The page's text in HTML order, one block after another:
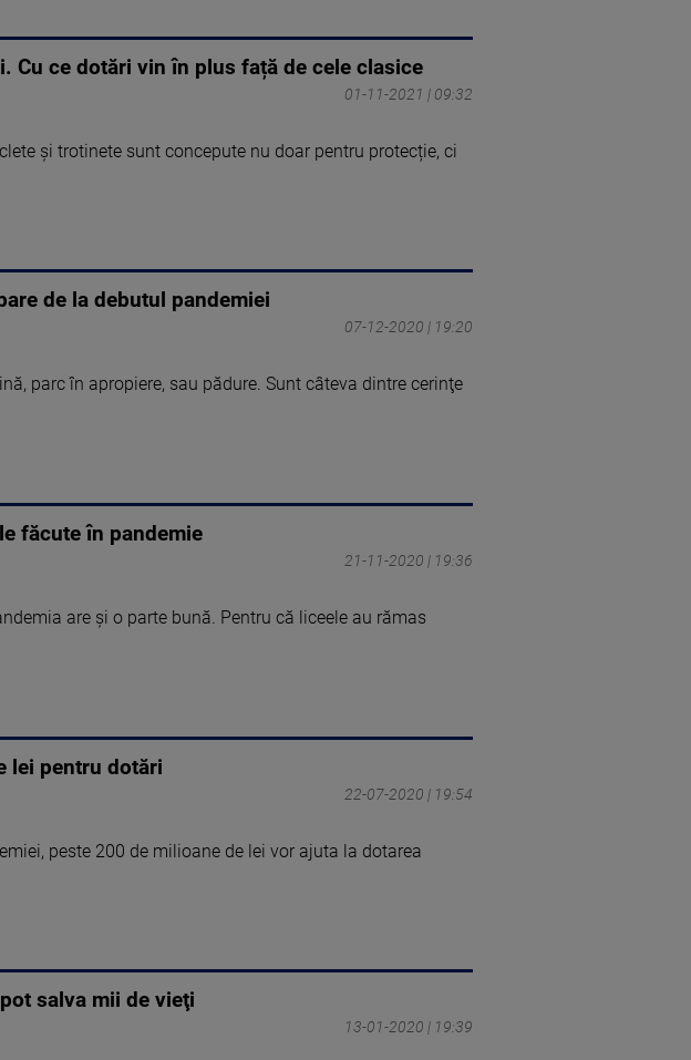
Cu ce dotări vin în plus față de cele clasice
01-11-2021 | 09:32
și trotinete sunt concepute nu doar pentru protecție, ci
de la debutul pandemiei
07-12-2020 | 19:20
parc în apropiere, sau pădure. Sunt câteva dintre cerinţe
făcute în pandemie
21-11-2020 | 19:36
are și o parte bună. Pentru că liceele au rămas
lei pentru dotări
22-07-2020 | 19:54
peste 200 de milioane de lei vor ajuta la dotarea
salva mii de vieţi
13-01-2020 | 19:39